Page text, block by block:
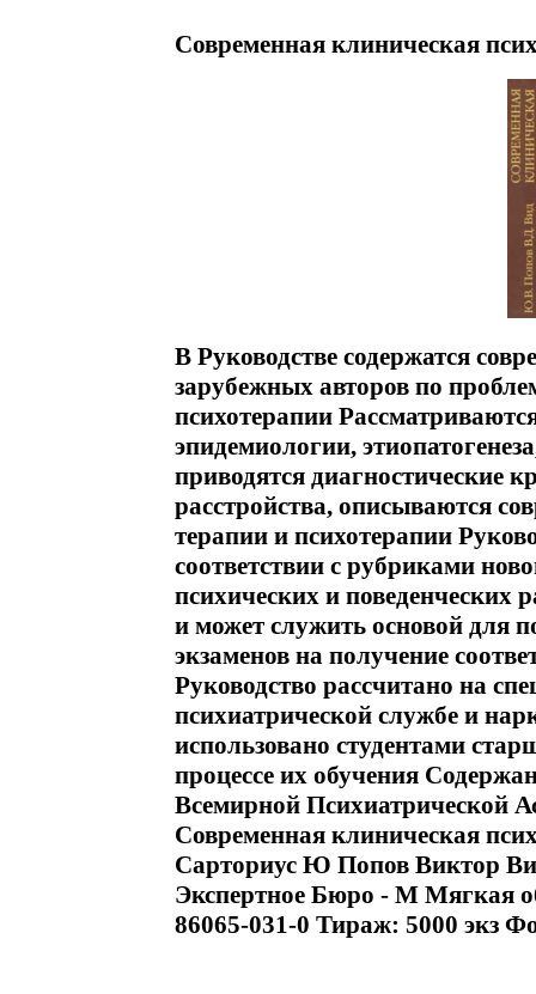
Современная клиническая
В Руководстве содержатся
зарубежных авторов по
психотерапии
эпидемиологии,
приводятся диагностические
расстройства, описываются
терапии и психотерапии
соответствии с рубриками
психических и поведенческих
и может служить основой для
экзаменов на получение
Руководство рассчитано на
психиатрической службе и
использовано студентами
процессе их обучения
Всемирной Психиатрической
Современная клиническая
Сарториус Ю Попов Виктор
Экспертное Бюро - М Мягкая
86065-031-0 Тираж: 5000 экз